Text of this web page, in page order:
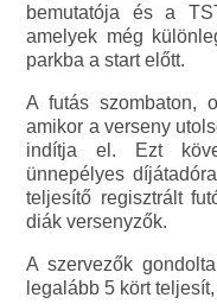
bemutatója és a
amelyek még
parkba a start előtt.
A futás szombaton,
amikor a verseny
indítja el. Ezt
ünnepélyes
teljesítő regisztrált
diák versenyzők.
A szervezők
legalább 5 kört